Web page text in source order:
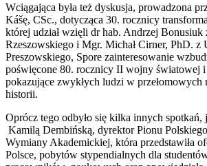
Wciągająca była też dyskusja, prowadzona
Kášę, CSc., dotycząca 30. rocznicy
której udział wzięli dr hab. Andrzej Bonusiuk
Rzeszowskiego i Mgr. Michał Cirner, PhD. z
Preszowskiego, Spore zainteresowanie
poświęcone 80. rocznicy II wojny światowej i
pokazujące zwykłych ludzi w przełomowych
historii.
Oprócz tego odbyło się kilka innych spotkań,
Kamilą Dembińską, dyrektor Pionu
Wymiany Akademickiej, która przedstawiła
Polsce, pobytów stypendialnych dla